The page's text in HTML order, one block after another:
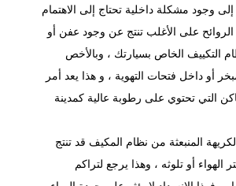
وجود مشكلة داخلية تحتاج إلى الاهتمام
على الأغلب تنتج عن وجود عفن أو
التكييف الخاص بسيارتك ، وبالأخص
أو داخل فتحات التهوية ، و هذا يعد أمر
التي تحتوي على رطوبة عالية كمدينة
المنبعثة من نظام المكيف قد تنتج
الهواء أو تلوثه ، وهذا يرجع لتراكم